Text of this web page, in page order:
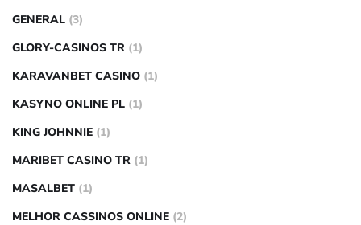
GENERAL (3)
GLORY-CASINOS TR (1)
KARAVANBET CASINO (1)
KASYNO ONLINE PL (1)
KING JOHNNIE (1)
MARIBET CASINO TR (1)
MASALBET (1)
MELHOR CASSINOS ONLINE (2)